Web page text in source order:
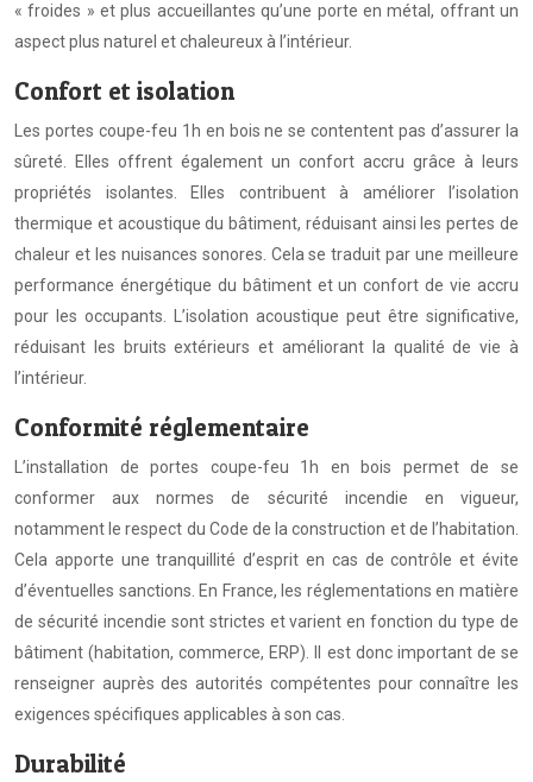
« froides » et plus accueillantes qu’une porte en métal, offrant un
aspect plus naturel et chaleureux à l’intérieur.
Confort et isolation
Les portes coupe-feu 1h en bois ne se contentent pas d’assurer la
sûreté. Elles offrent également un confort accru grâce à leurs
propriétés isolantes. Elles contribuent à améliorer l’isolation
thermique et acoustique du bâtiment, réduisant ainsi les pertes de
chaleur et les nuisances sonores. Cela se traduit par une meilleure
performance énergétique du bâtiment et un confort de vie accru
pour les occupants. L’isolation acoustique peut être significative,
réduisant les bruits extérieurs et améliorant la qualité de vie à
l’intérieur.
Conformité réglementaire
L’installation de portes coupe-feu 1h en bois permet de se
conformer aux normes de sécurité incendie en vigueur,
notamment le respect du Code de la construction et de l’habitation.
Cela apporte une tranquillité d’esprit en cas de contrôle et évite
d’éventuelles sanctions. En France, les réglementations en matière
de sécurité incendie sont strictes et varient en fonction du type de
bâtiment (habitation, commerce, ERP). Il est donc important de se
renseigner auprès des autorités compétentes pour connaître les
exigences spécifiques applicables à son cas.
Durabilité